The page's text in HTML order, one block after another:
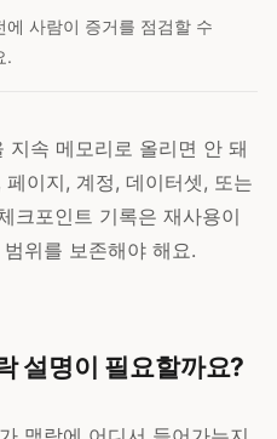
에 사람이 증거를 점검할 수
.
지속 메모리로 올리면 안 돼
이지, 계정, 데이터셋, 또는
크포인트 기록은 재사용이
위를 보존해야 해요.
설명이 필요할까요?